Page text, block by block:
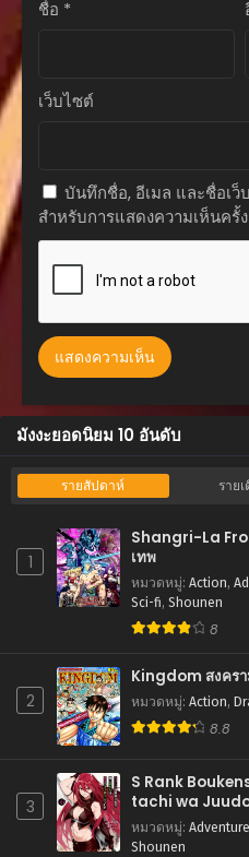
ตอนที่ 247
ธันวาคม 7, 2025
ตอนที่ 244
พฤศจิกายน 29, 2025
ตอนที่ 243
ตอนที่ 242
พฤศจิกายน 16, 2025
ตอนที่ 241
พฤศจิกายน 8, 2025
ตอนที่ 240
ตอนที่ 239
พฤศจิกายน 8, 2025
ตุลาคม 11, 2025
ตอนที่ 237
ตุลาคม 1, 2025
ตอนที่ 236
กันยายน 26, 2025
ตอนที่ 235
กันยายน 19, 2025
ชื่อ *
เว็บไซต์
บันทึกชื่อ, อีเมล และชื่อเ
สำหรับการแสดงความเห็นครั้
มังงะยอดนิยม 10 อันดับ
รายสัปดาห์ ราย
1
Shangri-La Frontier เมื่อนักล่าเกมขย
เทพ
หมวดหมู่: Action,
Sci-fi, Shounen
8
2 หมวดหมู่: Action,
8.8
3
S Rank
tachi wa
หมวดหมู่: Adventure
Shounen